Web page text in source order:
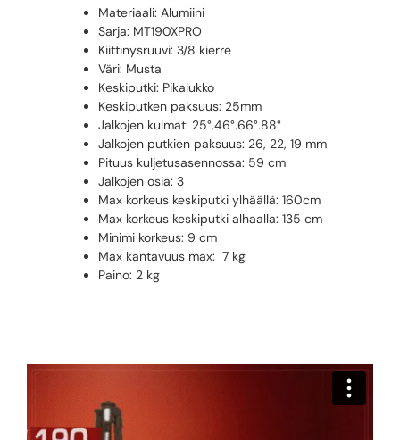
Materiaali: Alumiini
Sarja: MT190XPRO
Kiittinysruuvi: 3/8 kierre
Väri: Musta
Keskiputki: Pikalukko
Keskiputken paksuus: 25mm
Jalkojen kulmat: 25°.46°.66°.88°
Jalkojen putkien paksuus: 26, 22, 19 mm
Pituus kuljetusasennossa: 59 cm
Jalkojen osia: 3
Max korkeus keskiputki ylhäällä: 160cm
Max korkeus keskiputki alhaalla: 135 cm
Minimi korkeus: 9 cm
Max kantavuus max: 7 kg
Paino: 2 kg